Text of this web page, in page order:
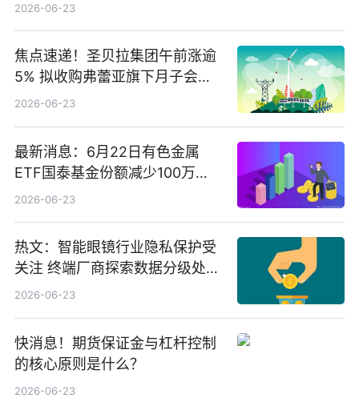
2026-06-23
焦点速递！圣贝拉集团午前涨逾
5% 拟收购弗蕾亚旗下月子会所
业务少数股权
2026-06-23
最新消息：6月22日有色金属
ETF国泰基金份额减少100万
份，重仓股紫金矿业、洛阳钼
2026-06-23
热文：智能眼镜行业隐私保护受
关注 终端厂商探索数据分级处理
等方案
2026-06-23
快消息！期货保证金与杠杆控制
的核心原则是什么？
2026-06-23